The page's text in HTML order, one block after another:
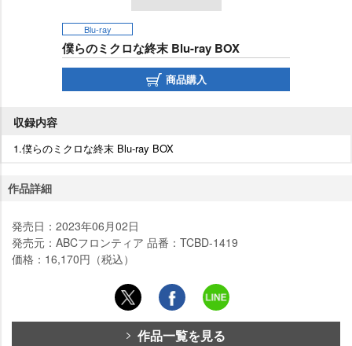
Blu-ray
僕らのミクロな終末 Blu-ray BOX
商品購入
収録内容
1.僕らのミクロな終末 Blu-ray BOX
作品詳細
発売日：2023年06月02日
発売元：ABCフロンティア 品番：TCBD-1419
価格：16,170円（税込）
作品一覧を見る